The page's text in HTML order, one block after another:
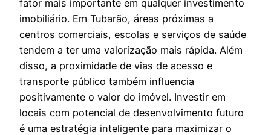
fator mais importante em qualquer investimento
imobiliário. Em Tubarão, áreas próximas a
centros comerciais, escolas e serviços de saúde
tendem a ter uma valorização mais rápida. Além
disso, a proximidade de vias de acesso e
transporte público também influencia
positivamente o valor do imóvel. Investir em
locais com potencial de desenvolvimento futuro
é uma estratégia inteligente para maximizar o